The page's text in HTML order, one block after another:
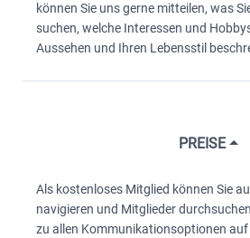
können Sie uns gerne mitteilen, was
suchen, welche Interessen und
Aussehen und Ihren Lebensstil
PREISE
Als kostenloses Mitglied können Sie
navigieren und Mitglieder
zu allen Kommunikationsoptionen auf